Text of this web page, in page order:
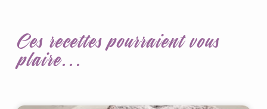
Ces recettes pourraient vous
plaire...